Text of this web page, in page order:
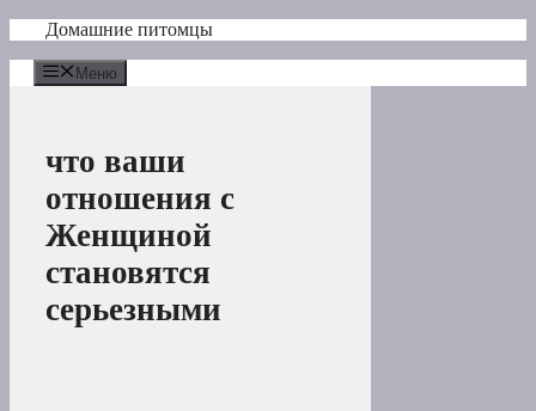
Перейти
содержимому
Домашние питомцы
Меню
что ваши
отношения с
Женщиной
становятся
серьезными